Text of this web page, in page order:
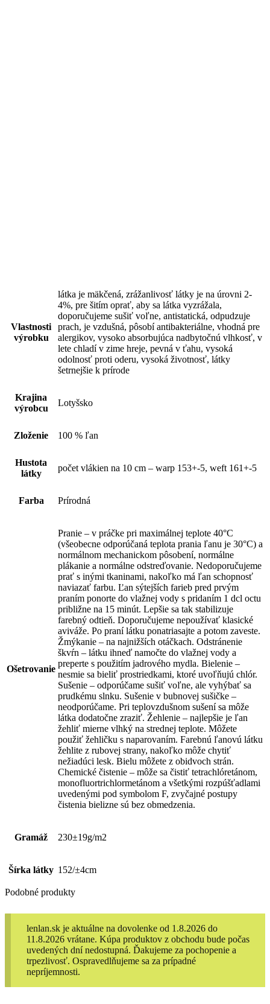
Vlastnosti
výrobku
látka je mäkčená, zrážanlivosť látky je na úrovni 2-
4%, pre šitím oprať, aby sa látka vyzrážala,
doporučujeme sušiť voľne, antistatická, odpudzuje
prach, je vzdušná, pôsobí antibakteriálne, vhodná pre
alergikov, vysoko absorbujúca nadbytočnú vlhkosť, v
lete chladí v zime hreje, pevná v ťahu, vysoká
odolnosť proti oderu, vysoká životnosť, látky
šetrnejšie k prírode
Krajina
výrobcu
Lotyšsko
Zloženie 100 % ľan
Hustota
látky
počet vlákien na 10 cm – warp 153+-5, weft 161+-5
Farba Prírodná
Ošetrovanie
Pranie – v práčke pri maximálnej teplote 40°C
(všeobecne odporúčaná teplota prania ľanu je 30°C) a
normálnom mechanickom pôsobení, normálne
plákanie a normálne odstreďovanie. Nedoporučujeme
prať s inými tkaninami, nakoľko má ľan schopnosť
naviazať farbu. Ľan sýtejších farieb pred prvým
praním ponorte do vlažnej vody s pridaním 1 dcl octu
približne na 15 minút. Lepšie sa tak stabilizuje
farebný odtieň. Doporučujeme nepoužívať klasické
aviváže. Po praní látku ponatriasajte a potom zaveste.
Žmýkanie – na najnižších otáčkach. Odstránenie
škvŕn – látku ihneď namočte do vlažnej vody a
preperte s použitím jadrového mydla. Bielenie –
nesmie sa bieliť prostriedkami, ktoré uvoľňujú chlór.
Sušenie – odporúčame sušiť voľne, ale vyhýbať sa
prudkému slnku. Sušenie v bubnovej sušičke –
neodporúčame. Pri teplovzdušnom sušení sa môže
látka dodatočne zraziť. Žehlenie – najlepšie je ľan
žehliť mierne vlhký na strednej teplote. Môžete
použiť žehličku s naparovaním. Farebnú ľanovú látku
žehlite z rubovej strany, nakoľko môže chytiť
nežiadúci lesk. Bielu môžete z obidvoch strán.
Chemické čistenie – môže sa čistiť tetrachlóretánom,
monofluortrichlormetánom a všetkými rozpúšťadlami
uvedenými pod symbolom F, zvyčajné postupy
čistenia bielizne sú bez obmedzenia.
Gramáž 230±19g/m2
Šírka látky 152/±4cm
Podobné produkty
lenlan.sk je aktuálne na dovolenke od 1.8.2026 do
11.8.2026 vrátane. Kúpa produktov z obchodu bude počas
uvedených dní nedostupná. Ďakujeme za pochopenie a
trpezlivosť. Ospravedlňujeme sa za prípadné
nepríjemnosti.